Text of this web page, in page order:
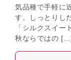
気品種で手軽に
す。しっとりし
「シルクスイー
秋ならではの